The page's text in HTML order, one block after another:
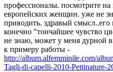
профессионалы. посмотрите на
европейских женщин. уже не
приводить. здравый смысл..его
конечно "тончайшее чувство
не знаю, может у меня дурной
к примеру работы -
http://album.alfemminile.com/
Tagli-di-capelli-2010-Pettinature-